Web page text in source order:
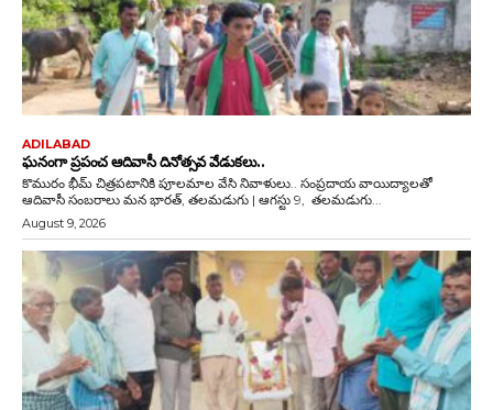
ADILABAD
ఘనంగా ప్రపంచ ఆదివాసీ దినోత్సవ వేడుకలు..
కొమురం భీమ్ చిత్రపటానికి పూలమాల వేసి నివాళులు.. సంప్రదాయ వాయిద్యాలతో
ఆదివాసీ సంబరాలు మన భారత్, తలమడుగు | ఆగస్టు 9, తలమడుగు...
August 9, 2026